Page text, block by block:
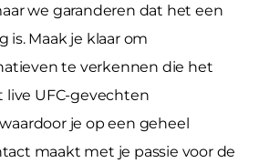
we garanderen dat het een
is. Maak je klaar om
te verkennen die het
UFC-gevechten
je op een geheel
maakt met je passie voor de